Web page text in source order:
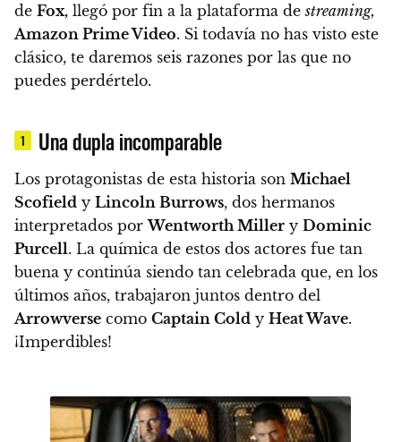
de Fox, llegó por fin a la plataforma destreaming,
Amazon Prime Video. Si todavía no has visto este
clásico, te daremos seis razones por las que no
puedes perdértelo.
1 Una dupla incomparable
Los protagonistas de esta historia son Michael
Scofield y Lincoln Burrows, dos hermanos
interpretados porWentworth Miller y Dominic
Purcell. La química de estos dos actores fue tan
buena y continúa siendo tan celebrada que, en los
últimos años, trabajaron juntos dentro del
Arrowverse como Captain Cold y Heat Wave.
¡Imperdibles!